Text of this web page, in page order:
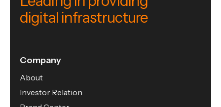
digital infrastructure
Company
About
Investor Relation